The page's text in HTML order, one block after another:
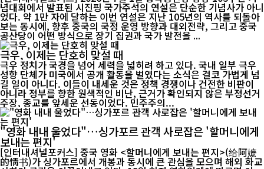
념대회에서 발표된 시진핑 국가주석의 연설은 단순한 기념사가 아니
었다. 약 1만 자에 달하는 이번 연설은 지난 105년의 역사를 되돌아
보는 동시에, 향후 중국의 국정 운영 방향과 대외전략, 그리고 중국
공산당이 어떤 방식으로 장기 집권과 국가 발전을 ...
극우, 이제는 단호히 맞설 때
극우 정치가 국경을 넘어 세력을 넓히려 하고 있다. 국내 일부 극우
성향 단체가 미국에서 공개 활동을 벌였다는 소식은 결코 가볍게 넘
길 일이 아니다. 이들이 내세운 것은 정책 경쟁이나 건전한 비판이
아니라 정부를 향한 원색적인 비난, 근거가 확인되지 않은 부정선거
주장, 종교를 앞세운 선동이었다. 민주주의...
"영화 내내 울었다"…싱가포르 관객 사로잡은 '할머니에게
보내는 편지'
[인터내셔널포커스] 중국 영화 <할머니에게 보내는 편지>(给阿嬷
的情书)가 싱가포르에서 개봉과 동시에 큰 관심을 모으며 해외 화교